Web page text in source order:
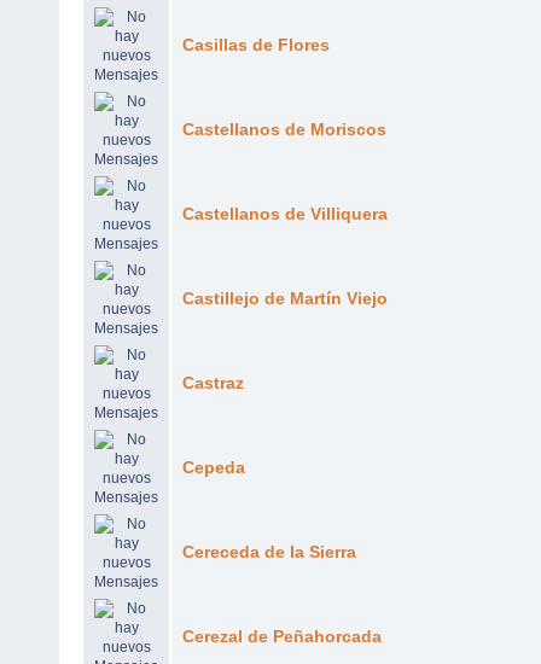
Casillas de Flores
Castellanos de Moriscos
Castellanos de Villiquera
Castillejo de Martín Viejo
Castraz
Cepeda
Cereceda de la Sierra
Cerezal de Peñahorcada